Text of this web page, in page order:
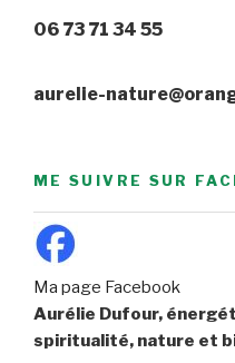
06 73 71 34 55
aurelie-
ME SUIVRE SUR
Ma page Facebook
Aurélie Dufour,
spiritualité, nature et